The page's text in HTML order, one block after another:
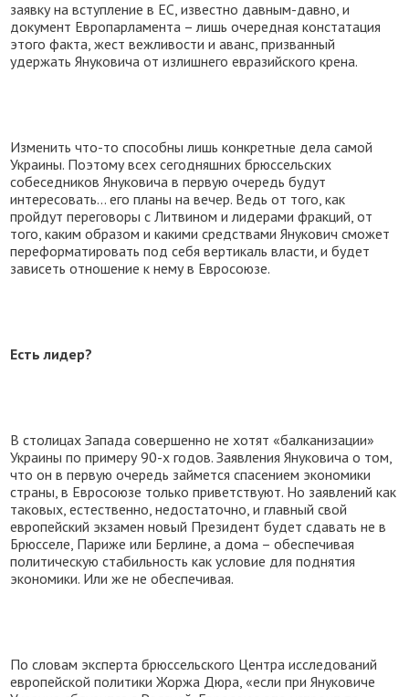
заявку на вступление в ЕС, известно давным-давно, и
документ Европарламента – лишь очередная констатация
этого факта, жест вежливости и аванс, призванный
удержать Януковича от излишнего евразийского крена.
Изменить что-то способны лишь конкретные дела самой
Украины. Поэтому всех сегодняшних брюссельских
собеседников Януковича в первую очередь будут
интересовать… его планы на вечер. Ведь от того, как
пройдут переговоры с Литвином и лидерами фракций, от
того, каким образом и какими средствами Янукович сможет
переформатировать под себя вертикаль власти, и будет
зависеть отношение к нему в Евросоюзе.
Есть лидер?
В столицах Запада совершенно не хотят «балканизации»
Украины по примеру 90-х годов. Заявления Януковича о том,
что он в первую очередь займется спасением экономики
страны, в Евросоюзе только приветствуют. Но заявлений как
таковых, естественно, недостаточно, и главный свой
европейский экзамен новый Президент будет сдавать не в
Брюсселе, Париже или Берлине, а дома – обеспечивая
политическую стабильность как условие для поднятия
экономики. Или же не обеспечивая.
По словам эксперта брюссельского Центра исследований
европейской политики Жоржа Дюра, «если при Януковиче